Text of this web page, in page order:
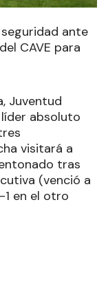
ante
CAVE para
Juventud
absoluto
visitará a
tras
(venció a
en el otro